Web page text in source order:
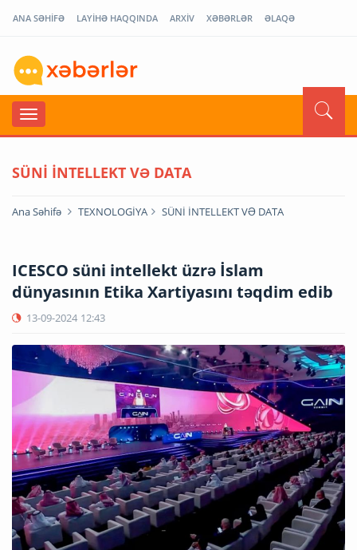
ANA SƏHİFƏ LAYİHƏ HAQQINDA ARXİV XƏBƏRLƏR ƏLAQƏ
SÜNİ İNTELLEKT VƏ DATA
Ana Səhifə TEXNOLOGİYA SÜNİ İNTELLEKT VƏ DATA
ICESCO süni intellekt üzrə İslam
dünyasının Etika Xartiyasını təqdim edib
13-09-2024 12:43